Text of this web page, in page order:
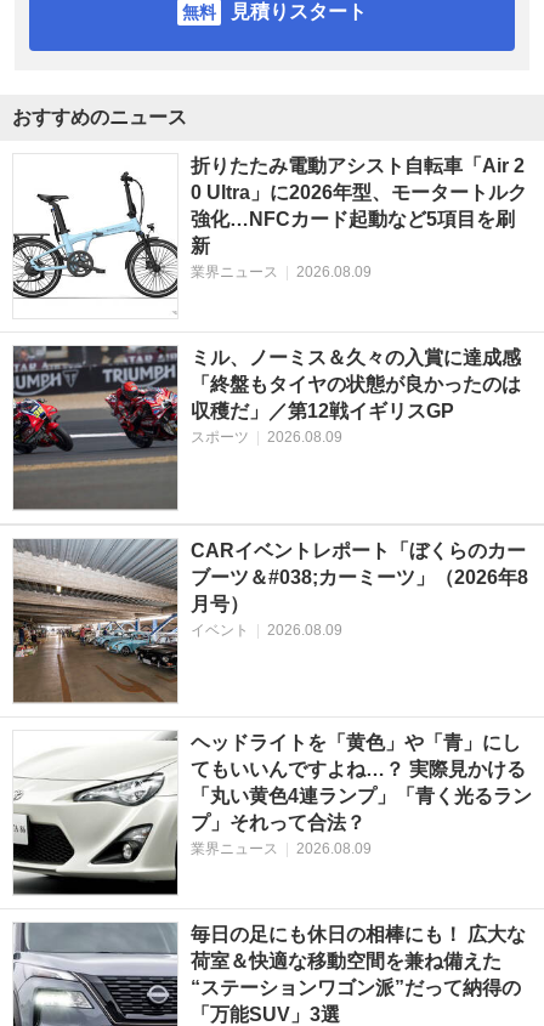
見積りスタート
おすすめのニュース
折りたたみ電動アシスト自転車「Air 2
0 Ultra」に2026年型、モータートルク
強化…NFCカード起動など5項目を刷
新
業界ニュース 2026.08.09
ミル、ノーミス＆久々の入賞に達成感
「終盤もタイヤの状態が良かったのは
収穫だ」／第12戦イギリスGP
スポーツ 2026.08.09
CARイベントレポート「ぼくらのカー
ブーツ＆#038;カーミーツ」（2026年8
月号）
イベント 2026.08.09
ヘッドライトを「黄色」や「青」にし
てもいいんですよね…？ 実際見かける
「丸い黄色4連ランプ」「青く光るラン
プ」それって合法？
業界ニュース 2026.08.09
毎日の足にも休日の相棒にも！ 広大な
荷室＆快適な移動空間を兼ね備えた
“ステーションワゴン派”だって納得の
「万能SUV」3選